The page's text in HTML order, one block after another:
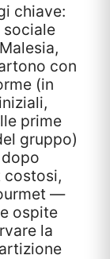
chiave:
sociale
con
(in
prime
gruppo)
costosi,
—
ospite
la